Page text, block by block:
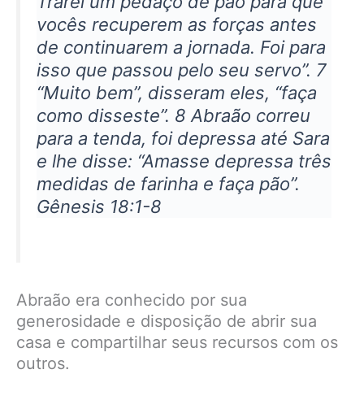
vocês recuperem as forças antes
de continuarem a jornada. Foi para
isso que passou pelo seu servo”. 7
“Muito bem”, disseram eles, “faça
como disseste”. 8 Abraão correu
para a tenda, foi depressa até Sara
e lhe disse: “Amasse depressa três
medidas de farinha e faça pão”.
Gênesis 18:1-8
Abraão era conhecido por sua
generosidade e disposição de abrir sua
casa e compartilhar seus recursos com os
outros.